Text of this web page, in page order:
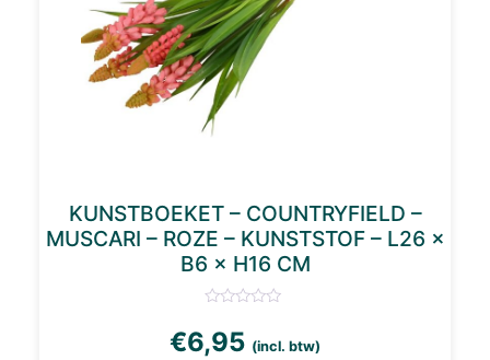
KUNSTBOEKET – COUNTRYFIELD –
MUSCARI – ROZE – KUNSTSTOF – L26 ×
B6 × H16 CM
€6,95 (incl. btw)